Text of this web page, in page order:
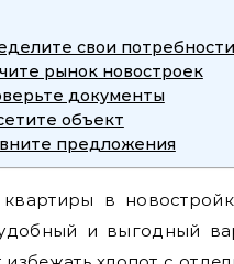
свои
рынок новостроек
документы
объект
предложения
квартиры в
и выгодный